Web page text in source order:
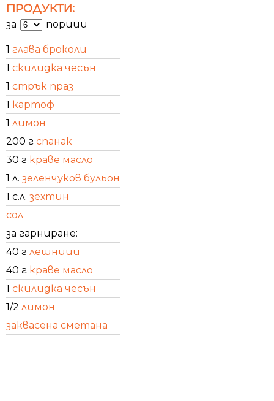
ПРОДУКТИ:
за порции
1 глава броколи
1 скилидка чесън
1 стрък праз
1 картоф
1 лимон
200 г спанак
30 г краве масло
1 л. зеленчуков бульон
1 с.л. зехтин
сол
за гарниране:
40 г лешници
40 г краве масло
1 скилидка чесън
1/2 лимон
заквасена сметана